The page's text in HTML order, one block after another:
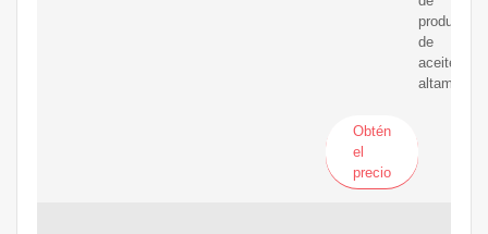
producción
de
aceite,
altamente
Obtén
el
precio